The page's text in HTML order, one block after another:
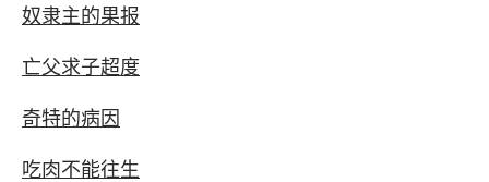
奴隶主的果报
亡父求子超度
奇特的病因
吃肉不能往生